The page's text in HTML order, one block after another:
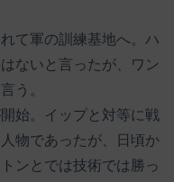
て軍の訓練基地へ。ハ
ないと言ったが、ワン
う。
始。イップと対等に戦
物であったが、日頃か
ンとでは技術では勝っ